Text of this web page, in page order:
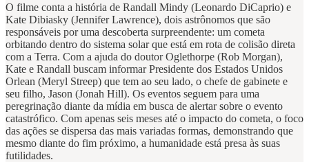
O filme conta a história de Randall Mindy (Leonardo DiCaprio) e
Kate Dibiasky (Jennifer Lawrence), dois astrônomos que são
responsáveis por uma descoberta surpreendente: um cometa
orbitando dentro do sistema solar que está em rota de colisão direta
com a Terra. Com a ajuda do doutor Oglethorpe (Rob Morgan),
Kate e Randall buscam informar Presidente dos Estados Unidos
Orlean (Meryl Streep) que tem ao seu lado, o chefe de gabinete e
seu filho, Jason (Jonah Hill). Os eventos seguem para uma
peregrinação diante da mídia em busca de alertar sobre o evento
catastrófico. Com apenas seis meses até o impacto do cometa, o foco
das ações se dispersa das mais variadas formas, demonstrando que
mesmo diante do fim próximo, a humanidade está presa às suas
futilidades.